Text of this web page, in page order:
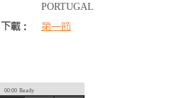
PORTUGAL
下載：
第一節
00:00 Ready